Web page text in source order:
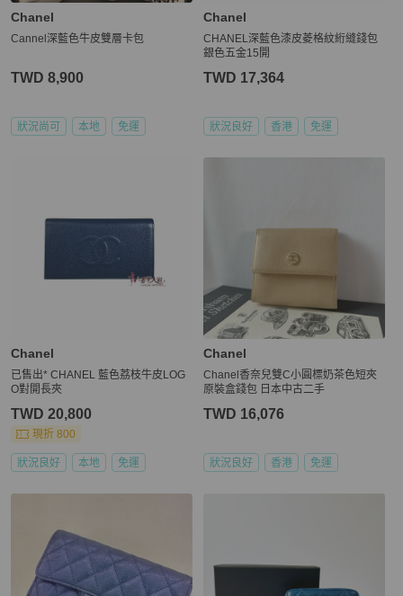
Chanel
Cannel深藍色牛皮雙層卡包
TWD 8,900
狀況尚可 本地 免運
Chanel
CHANEL深藍色漆皮菱格紋絎縫錢包
銀色五金15開
TWD 17,364
狀況良好 香港 免運
Chanel
已售出* CHANEL 藍色荔枝牛皮LOG
O對開長夾
TWD 20,800
現折 800
狀況良好 本地 免運
Chanel
Chanel香奈兒雙C小圓標奶茶色短夾
原裝盒錢包 日本中古二手
TWD 16,076
狀況良好 香港 免運